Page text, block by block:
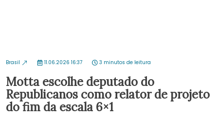
Brasil 11.06.2026 16:37 3 minutos de leitura
Motta escolhe deputado do
Republicanos como relator de projeto
do fim da escala 6×1